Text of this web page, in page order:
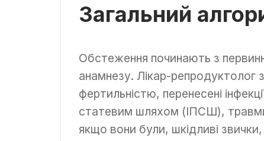
Загальний
Обстеження починають з
анамнезу. Лікар-репродуктолог
фертильністю, перенесені
статевим шляхом (ІПСШ), травми,
якщо вони були, шкідливі